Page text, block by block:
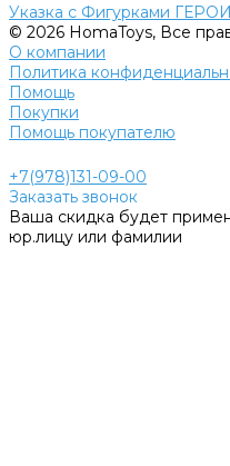
Указка с Фигурками ГЕРОИ
© 2026 HomaToys, Все
О компании
Политика
Помощь
Покупки
Помощь покупателю
+7(978)131-09-00
Заказать звонок
Ваша скидка будет
юр.лицу или фамилии